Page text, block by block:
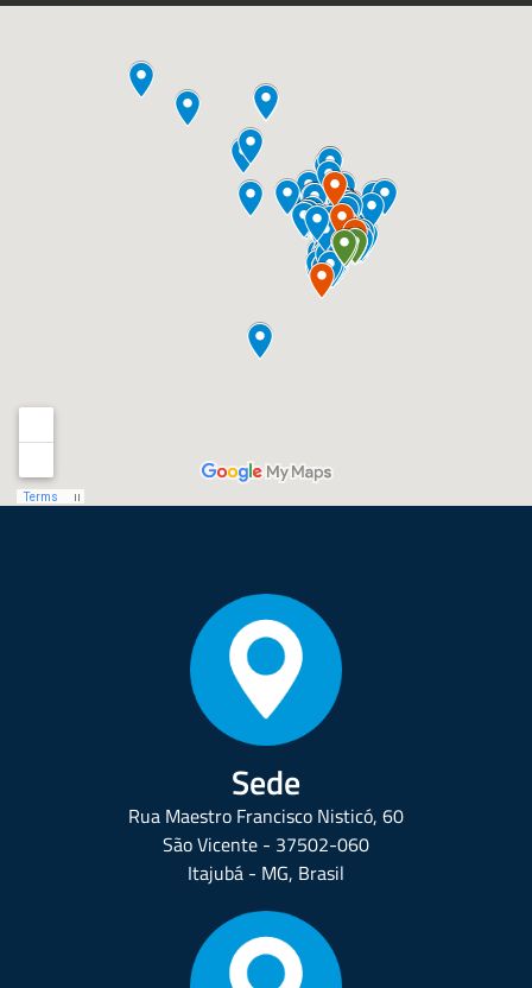
Sede
Rua Maestro Francisco Nisticó, 60
São Vicente - 37502-060
Itajubá - MG, Brasil